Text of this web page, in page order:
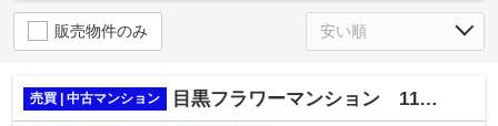
販売物件のみ
売買 | 中古マンション 目黒フラワーマンション 11階部分